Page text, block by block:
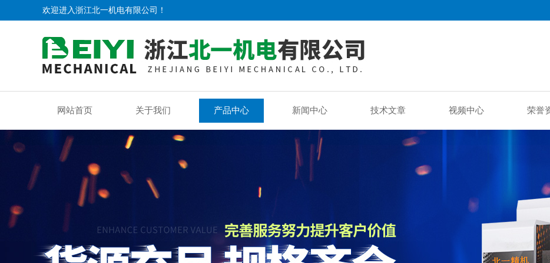
欢迎进入浙江北一机电有限公司！
网站首页 关于我们 产品中心 新闻中心 技术文章 视频中心 荣誉